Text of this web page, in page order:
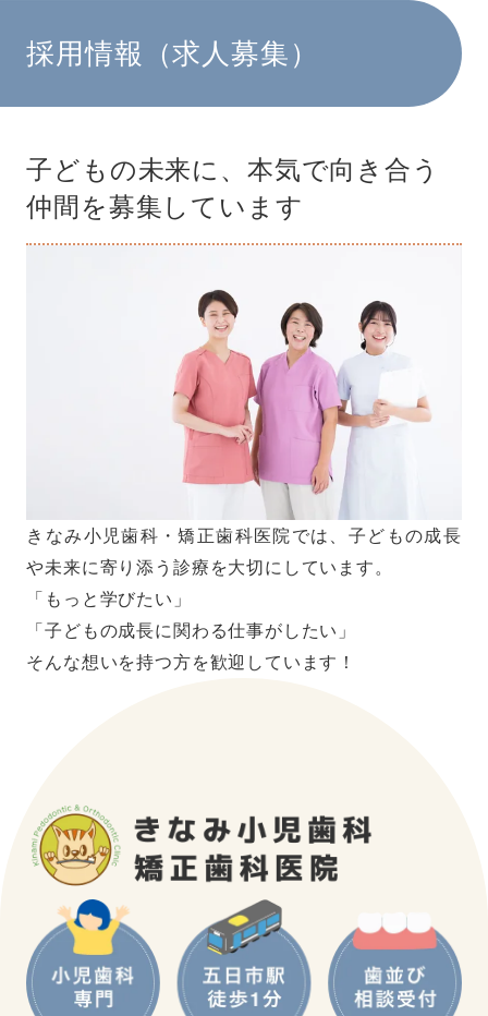
採用情報（求人募集）
子どもの未来に、本気で向き合う
仲間を募集しています
きなみ小児歯科・矯正歯科医院では、子どもの成長
や未来に寄り添う診療を大切にしています。
「もっと学びたい」
「子どもの成長に関わる仕事がしたい」
そんな想いを持つ方を歓迎しています！